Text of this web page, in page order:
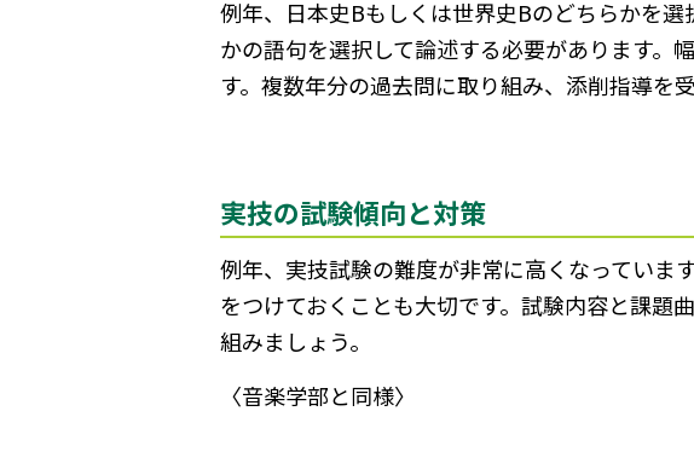
例年、日本史Bもしくは世界史Bのどちらかを
かの語句を選択して論述する必要があります。
す。複数年分の過去問に取り組み、添削指導を
実技の試験傾向と対策
例年、実技試験の難度が非常に高くなっていま
をつけておくことも大切です。試験内容と課題
組みましょう。
〈音楽学部と同様〉